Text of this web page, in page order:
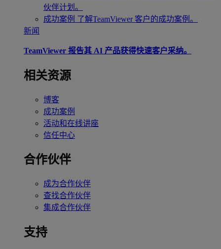
伙伴计划。
成功案例 了解TeamViewer 客户的成功案例。
新闻
TeamViewer 报告其 AI 产品获得快速客户采纳。
相关资源
博客
成功案例
活动和在线讲座
信任中心
合作伙伴
成为合作伙伴
查找合作伙伴
集成合作伙伴
支持